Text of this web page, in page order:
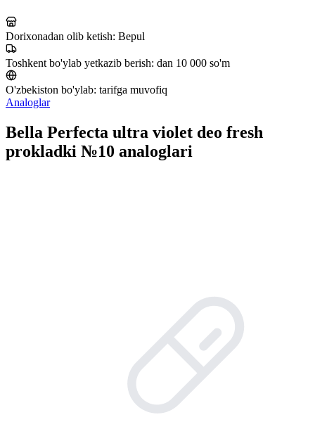
Dorixonadan olib ketish: Bepul
Toshkent bo'ylab yetkazib berish: dan 10 000 so'm
O'zbekiston bo'ylab: tarifga muvofiq
Analoglar
Bella Perfecta ultra violet deo fresh
prokladki №10 analoglari